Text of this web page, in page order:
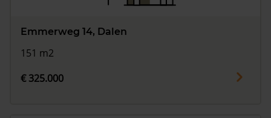
Emmerweg 14, Dalen
151 m2
€ 325.000